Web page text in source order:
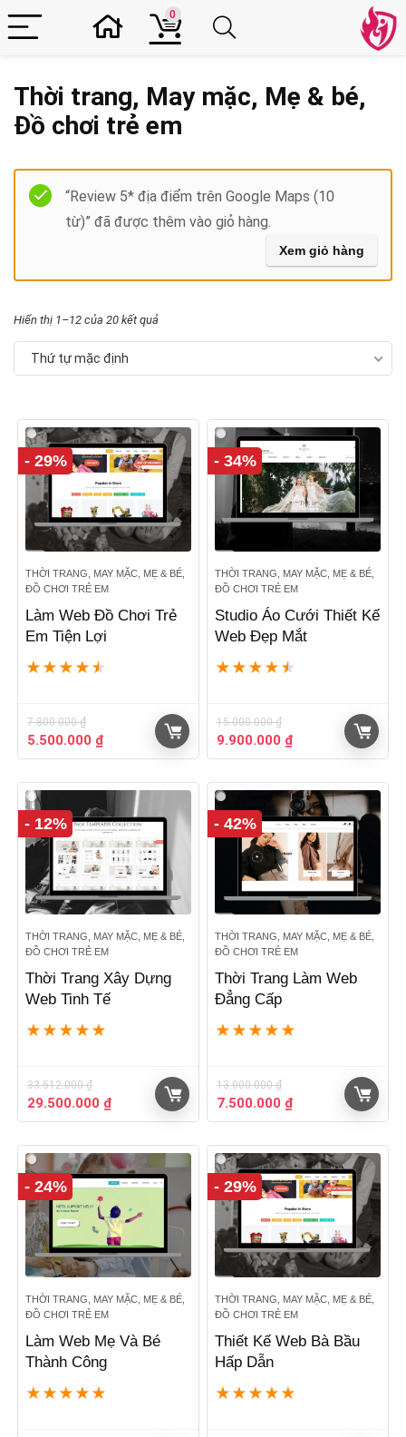
0
Thời trang, May mặc, Mẹ & bé,
Đồ chơi trẻ em
“Review 5* địa điểm trên Google Maps (10
từ)” đã được thêm vào giỏ hàng.
Xem giỏ hàng
Hiển thị 1–12 của 20 kết quả
Thứ tự mặc định
- 29%
THỜI TRANG, MAY MẶC, MẸ & BÉ,
ĐỒ CHƠI TRẺ EM
Làm Web Đồ Chơi Trẻ
Em Tiện Lợi
★ ★ ★ ★ ★
7.800.000₫
Giá
gốc
7.800.000 ₫.
5.500.000 ₫Giá
hiện
là:
5.500.000 ₫.
- 34%
THỜI TRANG, MAY MẶC, MẸ & BÉ,
ĐỒ CHƠI TRẺ EM
Studio Áo Cưới Thiết Kế
Web Đẹp Mắt
★ ★ ★ ★ ★
15.000.000₫
Giá
gốc
15.000.000 ₫.
9.900.000 ₫Giá
hiện
là:
9.900.000 ₫.
- 12%
THỜI TRANG, MAY MẶC, MẸ & BÉ,
ĐỒ CHƠI TRẺ EM
Thời Trang Xây Dựng
Web Tinh Tế
★ ★ ★ ★ ★
33.512.000₫
Giá
gốc
33.512.000 ₫.
29.500.000 ₫Giá
hiện
là:
29.500.000 ₫.
- 42%
THỜI TRANG, MAY MẶC, MẸ & BÉ,
ĐỒ CHƠI TRẺ EM
Thời Trang Làm Web
Đẳng Cấp
★ ★ ★ ★ ★
13.000.000₫
Giá
gốc
13.000.000 ₫.
7.500.000 ₫Giá
hiện
là:
7.500.000 ₫.
- 24%
THỜI TRANG, MAY MẶC, MẸ & BÉ,
ĐỒ CHƠI TRẺ EM
Làm Web Mẹ Và Bé
Thành Công
★ ★ ★ ★ ★
- 29%
THỜI TRANG, MAY MẶC, MẸ & BÉ,
ĐỒ CHƠI TRẺ EM
Thiết Kế Web Bà Bầu
Hấp Dẫn
★ ★ ★ ★ ★